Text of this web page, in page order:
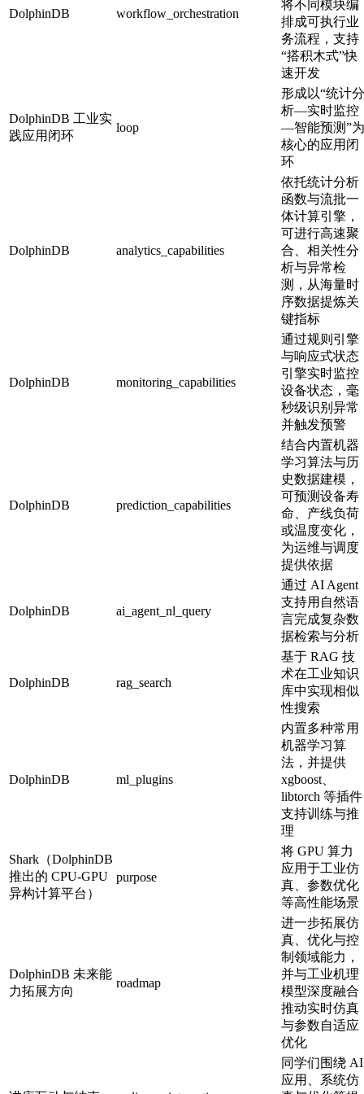
DolphinDB workflow_orchestration
将不同模块编
排成可执行业
务流程，支持
“搭积木式”快
速开发
DolphinDB 工业实
践应用闭环
loop
形成以“统计分
析—实时监控
—智能预测”为
核心的应用闭
环
DolphinDB analytics_capabilities
依托统计分析
函数与流批一
体计算引擎，
可进行高速聚
合、相关性分
析与异常检
测，从海量时
序数据提炼关
键指标
DolphinDB monitoring_capabilities
通过规则引擎
与响应式状态
引擎实时监控
设备状态，毫
秒级识别异常
并触发预警
DolphinDB prediction_capabilities
结合内置机器
学习算法与历
史数据建模，
可预测设备寿
命、产线负荷
或温度变化，
为运维与调度
提供依据
DolphinDB ai_agent_nl_query
通过 AI Agent
支持用自然语
言完成复杂数
据检索与分析
DolphinDB rag_search
基于 RAG 技
术在工业知识
库中实现相似
性搜索
DolphinDB ml_plugins
内置多种常用
机器学习算
法，并提供
xgboost、
libtorch 等插件
支持训练与推
理
Shark（DolphinDB
推出的 CPU-GPU
异构计算平台）
purpose
将 GPU 算力
应用于工业仿
真、参数优化
等高性能场景
DolphinDB 未来能
力拓展方向
roadmap
进一步拓展仿
真、优化与控
制领域能力，
并与工业机理
模型深度融合
推动实时仿真
与参数自适应
优化
同学们围绕 AI
应用、系统仿